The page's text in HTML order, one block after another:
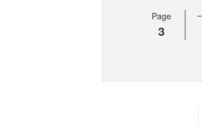
Page
3